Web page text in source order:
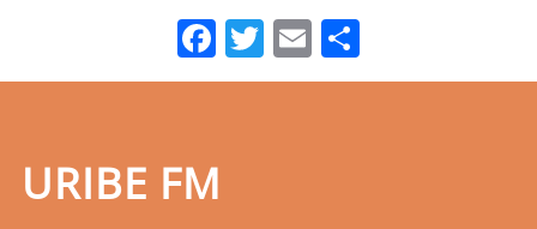
Facebook
Twitter
Email
URIBE FM